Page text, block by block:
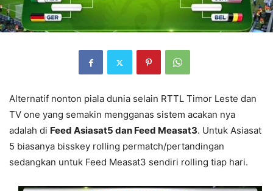
Alternatif nonton piala dunia selain RTTL Timor Leste dan
TV one yang semakin mengganas sistem acakan nya
adalah di Feed Asiasat5 dan Feed Measat3. Untuk Asiasat
5 biasanya bisskey rolling permatch/pertandingan
sedangkan untuk Feed Measat3 sendiri rolling tiap hari.